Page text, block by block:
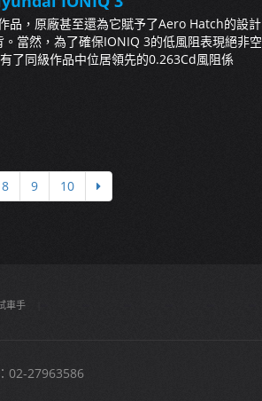
品，原廠甚至還為它賦予了Aero Hatch的設計
當然，為了確保IONIQ 3的低風阻表現絕非空
了同級作品中位居領先的0.263Cd風阻係
8 9 10
車手
02-27963586